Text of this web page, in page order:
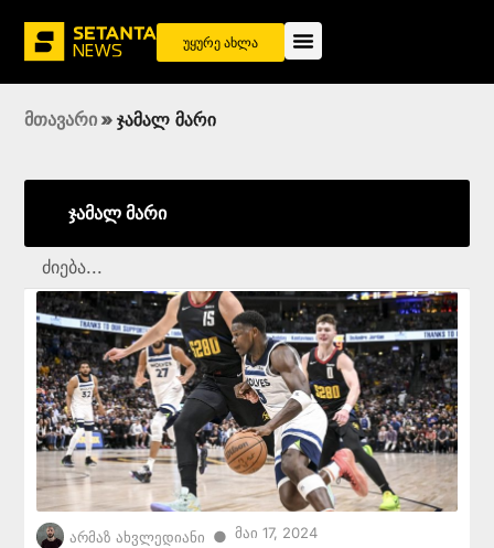
უყურე ახლა
მთავარი » ჯამალ მარი
ჯამალ მარი
არმაზ ახვლედიანი ● Მაი 17, 2024